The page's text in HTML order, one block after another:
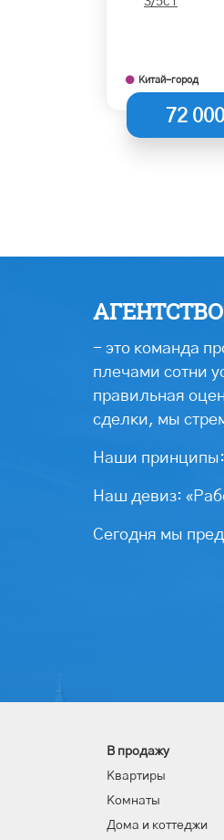
Китай-город
72
- это команда
плечами сотни
правильная
сделки, мы
Наши принципы:
Наш девиз:
Сегодня мы
В продажу
Квартиры
Комнаты
Дома и коттеджи